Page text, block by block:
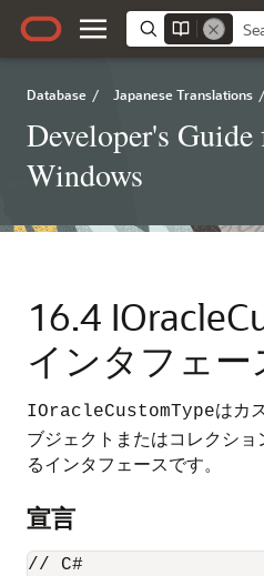
Database / Japanese Translations /
Developer's
Windows
16.4
インタフェー
IOracleCustomTypeはカ
ブジェクトまたはコレクシ
るインタフェースです。
宣言
// C#